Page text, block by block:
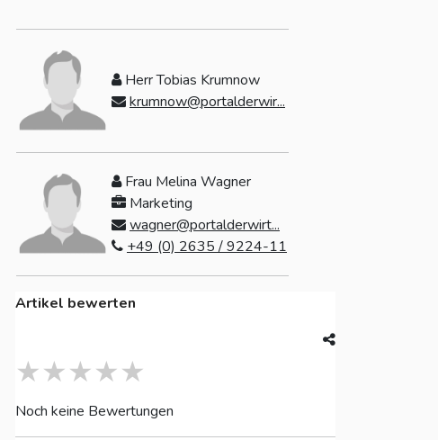
Herr Tobias Krumnow
krumnow@portalderwir...
Frau Melina Wagner
Marketing
wagner@portalderwirt...
+49 (0) 2635 / 9224-11
Artikel bewerten
Noch keine Bewertungen